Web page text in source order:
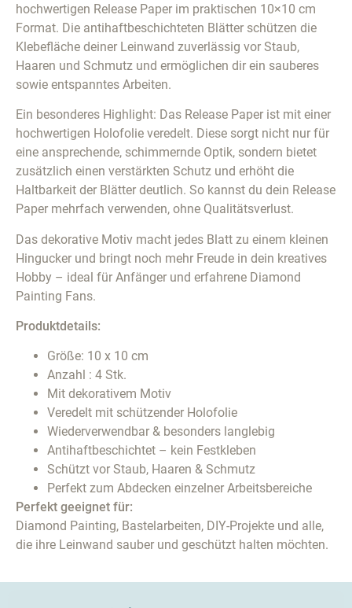
hochwertigen Release Paper im praktischen 10×10 cm
Format. Die antihaftbeschichteten Blätter schützen die
Klebefläche deiner Leinwand zuverlässig vor Staub,
Haaren und Schmutz und ermöglichen dir ein sauberes
sowie entspanntes Arbeiten.
Ein besonderes Highlight: Das Release Paper ist mit einer
hochwertigen Holofolie veredelt. Diese sorgt nicht nur für
eine ansprechende, schimmernde Optik, sondern bietet
zusätzlich einen verstärkten Schutz und erhöht die
Haltbarkeit der Blätter deutlich. So kannst du dein Release
Paper mehrfach verwenden, ohne Qualitätsverlust.
Das dekorative Motiv macht jedes Blatt zu einem kleinen
Hingucker und bringt noch mehr Freude in dein kreatives
Hobby – ideal für Anfänger und erfahrene Diamond
Painting Fans.
Produktdetails:
Größe: 10 x 10 cm
Anzahl : 4 Stk.
Mit dekorativem Motiv
Veredelt mit schützender Holofolie
Wiederverwendbar & besonders langlebig
Antihaftbeschichtet – kein Festkleben
Schützt vor Staub, Haaren & Schmutz
Perfekt zum Abdecken einzelner Arbeitsbereiche
Perfekt geeignet für:
Diamond Painting, Bastelarbeiten, DIY-Projekte und alle,
die ihre Leinwand sauber und geschützt halten möchten.